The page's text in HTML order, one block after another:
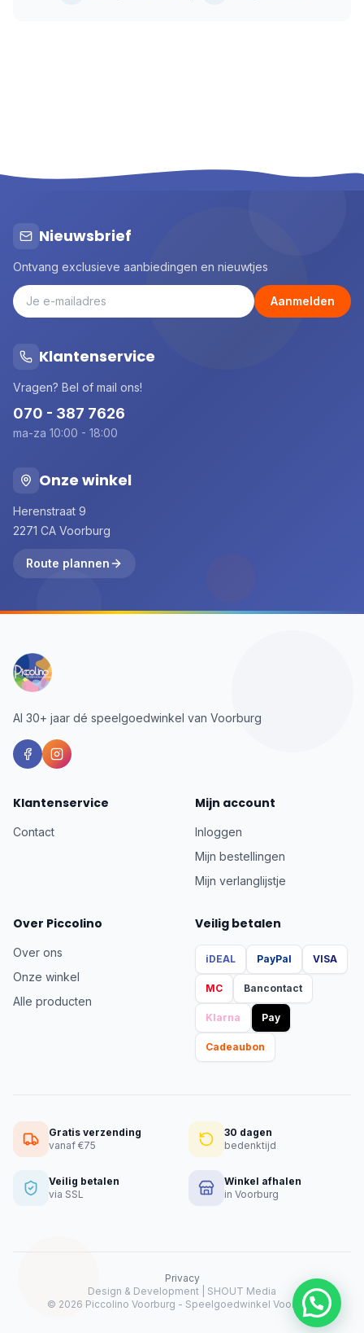
Nieuwsbrief
Ontvang exclusieve aanbiedingen en nieuwtjes
Aanmelden
Klantenservice
Vragen? Bel of mail ons!
070 - 387 7626
ma-za 10:00 - 18:00
Onze winkel
Herenstraat 9
2271 CA Voorburg
Route plannen
Al 30+ jaar dé speelgoedwinkel van Voorburg
Klantenservice
Contact
Mijn account
Inloggen
Mijn bestellingen
Mijn verlanglijstje
Over Piccolino
Over ons
Onze winkel
Alle producten
Veilig betalen
iDEAL PayPal VISA
MC Bancontact
Klarna Pay
Cadeaubon
Gratis verzending
vanaf €75
30 dagen
bedenktijd
Veilig betalen
via SSL
Winkel afhalen
in Voorburg
Privacy
Design & Development | SHOUT Media
© 2026 Piccolino Voorburg - Speelgoedwinkel Voorburg